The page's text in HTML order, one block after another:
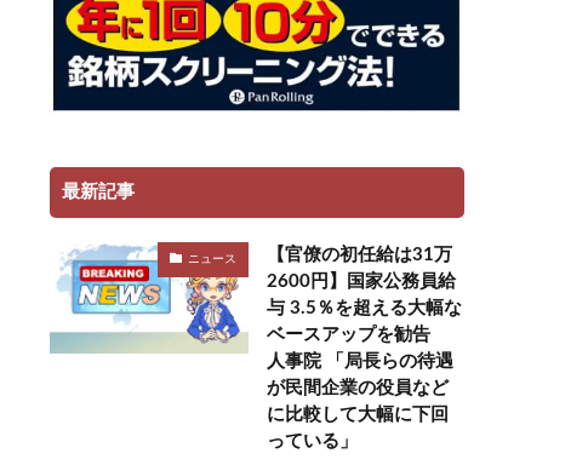
最新記事
ニュース
【官僚の初任給は31万
2600円】国家公務員給
与 3.5％を超える大幅な
ベースアップを勧告
人事院 「局長らの待遇
が民間企業の役員など
に比較して大幅に下回
っている」